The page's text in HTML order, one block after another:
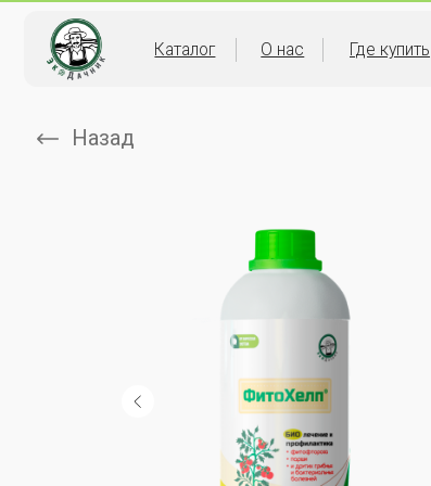
Где купить
О нас
Каталог